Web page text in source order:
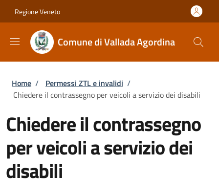
Regione Veneto
Comune di Vallada Agordina
Briciole di pane
Home / Permessi ZTL e invalidi /
Chiedere il contrassegno per veicoli a servizio dei disabili
Chiedere il contrassegno
per veicoli a servizio dei
disabili